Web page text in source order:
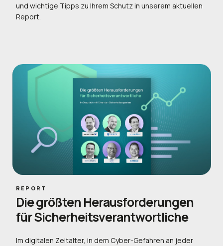
und wichtige Tipps zu Ihrem Schutz in unserem aktuellen
Report.
REPORT
Die größten Herausforderungen
für Sicherheitsverantwortliche
Im digitalen Zeitalter, in dem Cyber-Gefahren an jeder